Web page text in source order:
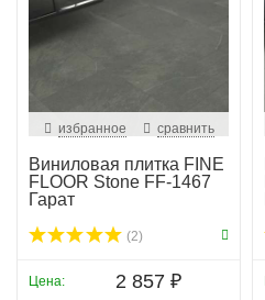
избранное сравнить
Виниловая плитка FINE
FLOOR Stone FF-1467
Гарат
(2)
Цена: 2 857 ₽